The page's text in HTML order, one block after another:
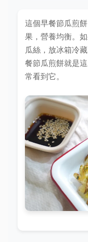
這個早餐節瓜煎
果，營養均衡。
瓜絲，放冰箱冷
餐節瓜煎餅就是
常看到它。